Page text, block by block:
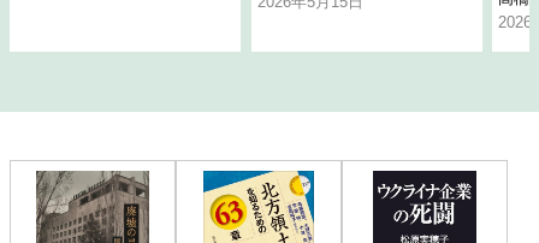
2026